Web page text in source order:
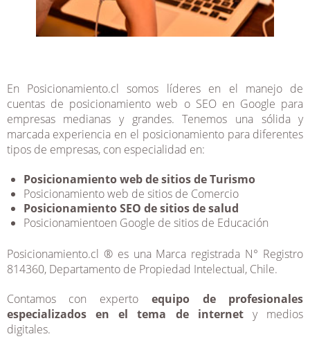
En Posicionamiento.cl somos líderes en el manejo de
cuentas de posicionamiento web o SEO en Google para
empresas medianas y grandes. Tenemos una sólida y
marcada experiencia en el posicionamiento para diferentes
tipos de empresas, con especialidad en:
Posicionamiento web de sitios de Turismo
Posicionamiento web de sitios de Comercio
Posicionamiento SEO de sitios de salud
Posicionamientoen Google de sitios de Educación
Posicionamiento.cl ® es una Marca registrada N° Registro
814360, Departamento de Propiedad Intelectual, Chile.
Contamos con experto equipo de profesionales
especializados en el tema de internety medios
digitales.